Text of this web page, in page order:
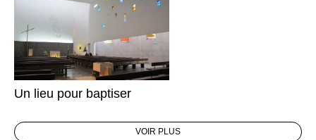
Un lieu pour baptiser
VOIR PLUS